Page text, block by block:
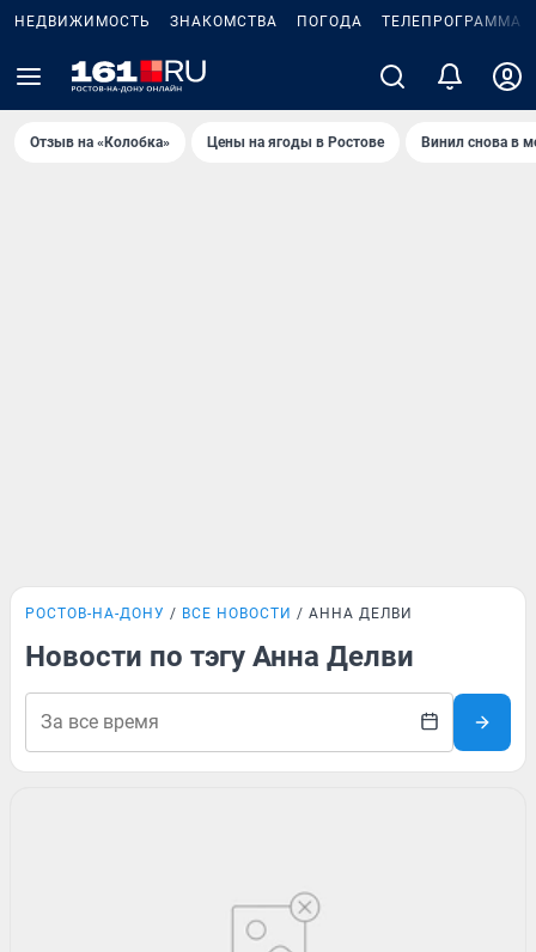
НЕДВИЖИМОСТЬ ЗНАКОМСТВА ПОГОДА ТЕЛЕПРОГРАММА
Отзыв на «Колобка» Цены на ягоды в Ростове Винил снова в
РОСТОВ-НА-ДОНУ ВСЕ НОВОСТИ АННА ДЕЛВИ
Новости по тэгу Анна Делви